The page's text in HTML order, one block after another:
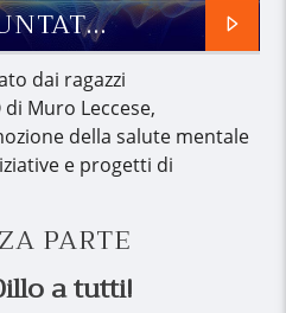
dai ragazzi
di Muro Leccese,
della salute mentale
e progetti di
PARTE
a tutti!